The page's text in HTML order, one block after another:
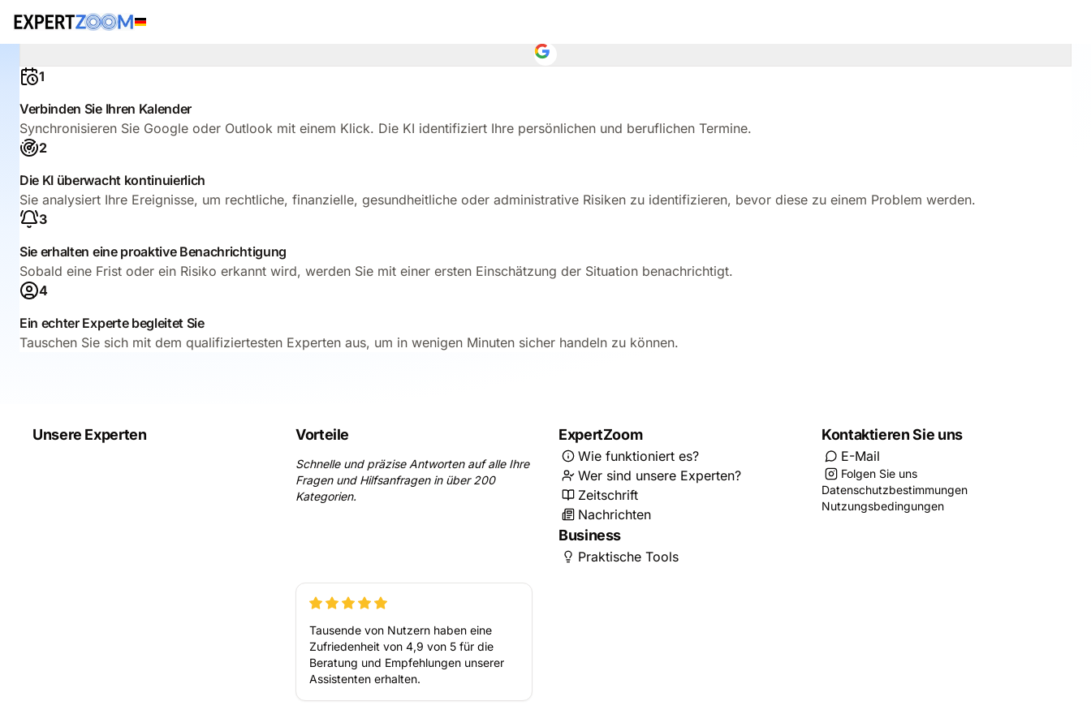
Wie funktioniert es?
Verbinden Sie Ihren Kalender: Die KI erkennt risikobehaftete Fristen, ein Experte begleitet Sie, bevor diese teuer werden.
1
Verbinden Sie Ihren Kalender
Synchronisieren Sie Google oder Outlook mit einem Klick. Die KI identifiziert Ihre persönlichen und beruflichen Termine.
2
Die KI überwacht kontinuierlich
Sie analysiert Ihre Ereignisse, um rechtliche, finanzielle, gesundheitliche oder administrative Risiken zu identifizieren, bevor diese zu einem Problem werden.
3
Sie erhalten eine proaktive Benachrichtigung
Sobald eine Frist oder ein Risiko erkannt wird, werden Sie mit einer ersten Einschätzung der Situation benachrichtigt.
4
Ein echter Experte begleitet Sie
Tauschen Sie sich mit dem qualifiziertesten Experten aus, um in wenigen Minuten sicher handeln zu können.
Unsere Experten Vorteile
Schnelle und präzise Antworten auf alle Ihre
Fragen und Hilfsanfragen in über 200
Kategorien.
Tausende von Nutzern haben eine
Zufriedenheit von 4,9 von 5 für die
Beratung und Empfehlungen unserer
Assistenten erhalten.
ExpertZoom
Wie funktioniert es?
Wer sind unsere Experten?
Zeitschrift
Nachrichten
Business
Praktische Tools
Kontaktieren Sie uns
E-Mail
Folgen Sie uns
Datenschutzbestimmungen
Nutzungsbedingungen